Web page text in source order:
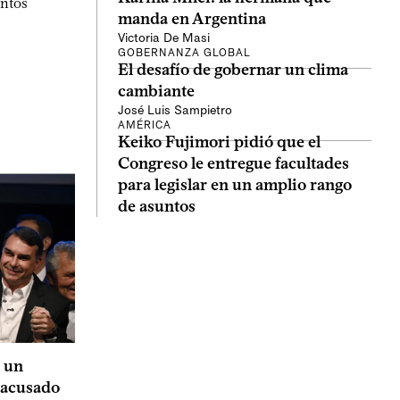
un
manda en Argentina
Victoria De Masi
GOBERNANZA GLOBAL
El desafío de gobernar un clima
cambiante
José Luis Sampietro
AMÉRICA
Keiko Fujimori pidió que el
Congreso le entregue facultades
para legislar en un amplio rango
de asuntos